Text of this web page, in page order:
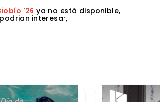
'26 ya no está disponible,
interesar,